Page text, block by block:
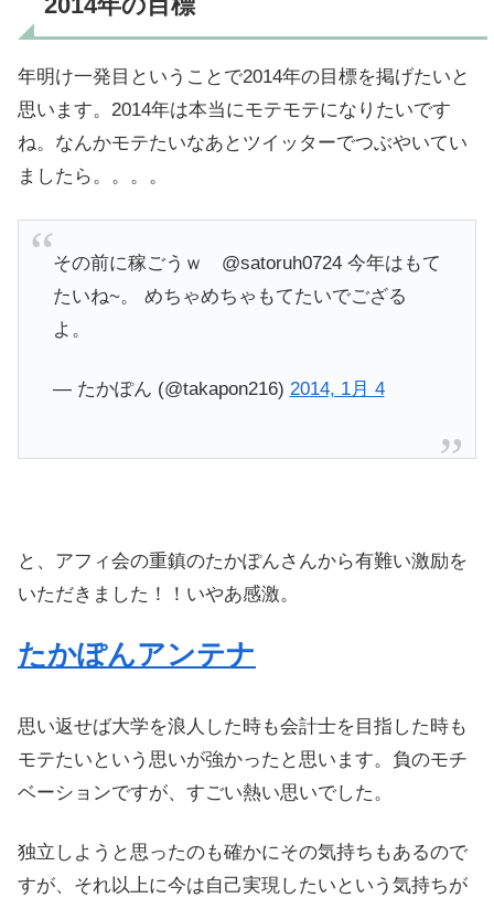
年明け一発目ということで2014年の目標を掲げたいと
思います。2014年は本当にモテモテになりたいです
ね。なんかモテたいなあとツイッターでつぶやいてい
ましたら。。。。
その前に稼ごうｗ @satoruh0724 今年はもて
たいね~。 めちゃめちゃもてたいでござる
よ。
— たかぽん (@takapon216) 2014, 1月 4
と、アフィ会の重鎮のたかぽんさんから有難い激励を
いただきました！！いやあ感激。
たかぽんアンテナ
思い返せば大学を浪人した時も会計士を目指した時も
モテたいという思いが強かったと思います。負のモチ
ベーションですが、すごい熱い思いでした。
独立しようと思ったのも確かにその気持ちもあるので
すが、それ以上に今は自己実現したいという気持ちが